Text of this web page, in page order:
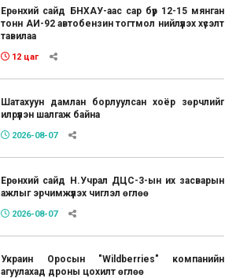
Ерөнхий сайд БНХАУ-аас сар бүр 12-15 мянган
тонн АИ-92 автобензин тогтмол нийлүүлэх хүсэлт
тавилаа
12 цаг
Шатахуун дамлан борлуулсан хоёр зөрчлийг
илрүүлэн шалгаж байна
2026-08-07
Ерөнхий сайд Н.Учрал ДЦС-3-ын их засварын
ажлыг эрчимжүүлэх чиглэл өглөө
2026-08-07
Украин Оросын "Wildberries" компанийн
агуулахад дроны цохилт өглөө